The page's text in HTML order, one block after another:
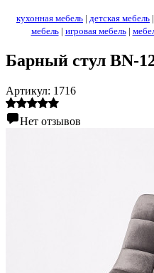
кухонная мебель | детская мебель |
мебель| игровая мебель|
Барный стул BN-
Артикул: 1716
Нет отзывов